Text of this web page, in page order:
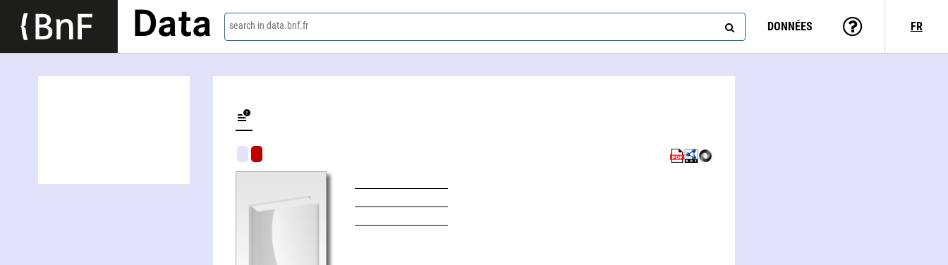
Data search in data.bnf.fr DONNÉES FR